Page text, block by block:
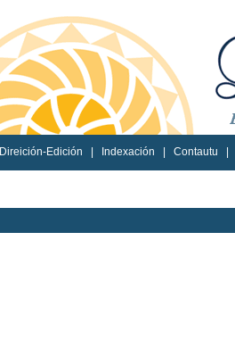
Direición-Edición Indexación Contautu